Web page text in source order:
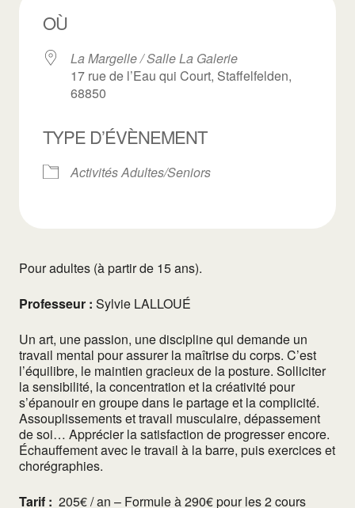
OÙ
La Margelle / Salle La Galerie
17 rue de l’Eau qui Court, Staffelfelden,
68850
TYPE D’ÉVÈNEMENT
Activités Adultes/Seniors
Pour adultes (à partir de 15 ans).
Professeur : Sylvie LALLOUÉ
Un art, une passion, une discipline qui demande un
travail mental pour assurer la maîtrise du corps. C’est
l’équilibre, le maintien gracieux de la posture. Solliciter
la sensibilité, la concentration et la créativité pour
s’épanouir en groupe dans le partage et la complicité.
Assouplissements et travail musculaire, dépassement
de soi… Apprécier la satisfaction de progresser encore.
Échauffement avec le travail à la barre, puis exercices et
chorégraphies.
Tarif : 205€ / an – Formule à 290€ pour les 2 cours